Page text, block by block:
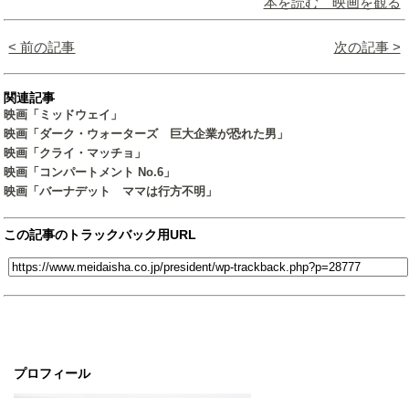
プロフィール
< 前の記事 次の記事 >
関連記事
映画「ミッドウェイ」
映画「ダーク・ウォーターズ 巨大企業が恐れた男」
映画「クライ・マッチョ」
映画「コンパートメント No.6」
映画「バーナデット ママは行方不明」
この記事のトラックバック用URL